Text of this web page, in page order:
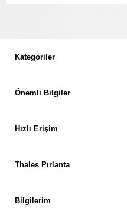
Kategoriler
Önemli Bilgiler
Hızlı Erişim
Thales Pırlanta
Bilgilerim